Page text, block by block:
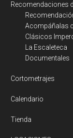
Recomendaciones
Acompáñalas
Clásicos
La Escaleteca
Documentales
Cortometrajes
Calendario
Tienda